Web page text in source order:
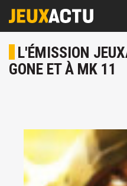
L'ÉMISSION
GONE ET À MK 11